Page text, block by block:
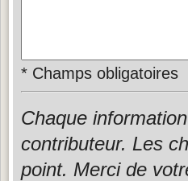
* Champs obligatoires
Chaque
contributeur. Les
point. Merci de